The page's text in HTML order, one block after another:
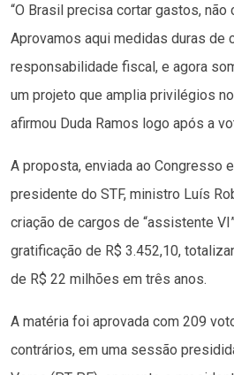
“O Brasil precisa cortar gastos, não
Aprovamos aqui medidas duras de
responsabilidade fiscal, e agora
um projeto que amplia privilégios
afirmou Duda Ramos logo após a
A proposta, enviada ao Congresso
presidente do STF, ministro Luís
criação de cargos de “assistente
gratificação de R$ 3.452,10,
de R$ 22 milhões em três anos.
A matéria foi aprovada com 209
contrários, em uma sessão